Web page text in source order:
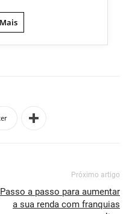
Próximo artigo
Passo a passo para aumentar
a sua renda com franquias